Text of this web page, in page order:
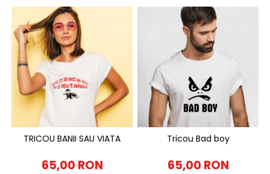
TRICOU BANII SAU VIATA
65,00 RON
Tricou Bad boy
65,00 RON